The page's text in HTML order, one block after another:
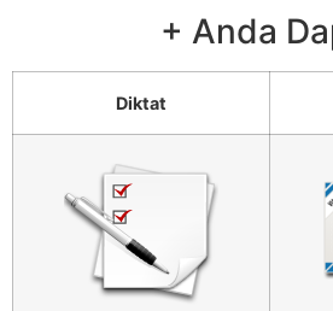
+ Anda
Diktat